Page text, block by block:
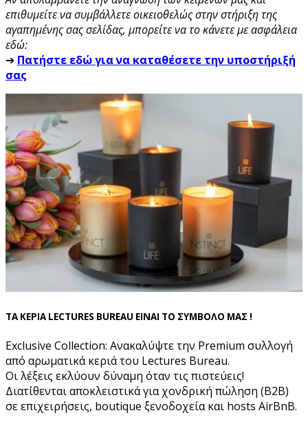
επιθυμείτε να συμβάλλετε οικειοθελώς στην στήριξη της
αγαπημένης σας σελίδας, μπορείτε να το κάνετε με ασφάλεια
εδώ:
➔ Πατήστε εδώ για να καταθέσετε την υποστήριξή
σας
ΤΑ ΚΕΡΙΑ LECTURES BUREAU ΕΙΝΑΙ ΤΟ ΣΥΜΒΟΛΟ ΜΑΣ !
Exclusive Collection: Ανακαλύψτε την Premium συλλογή
από αρωματικά κεριά του Lectures Bureau.
Οι λέξεις εκλύουν δύναμη όταν τις πιστεύεις!
Διατίθενται αποκλειστικά για χονδρική πώληση (B2B)
σε επιχειρήσεις, boutique ξενοδοχεία και hosts AirBnB.